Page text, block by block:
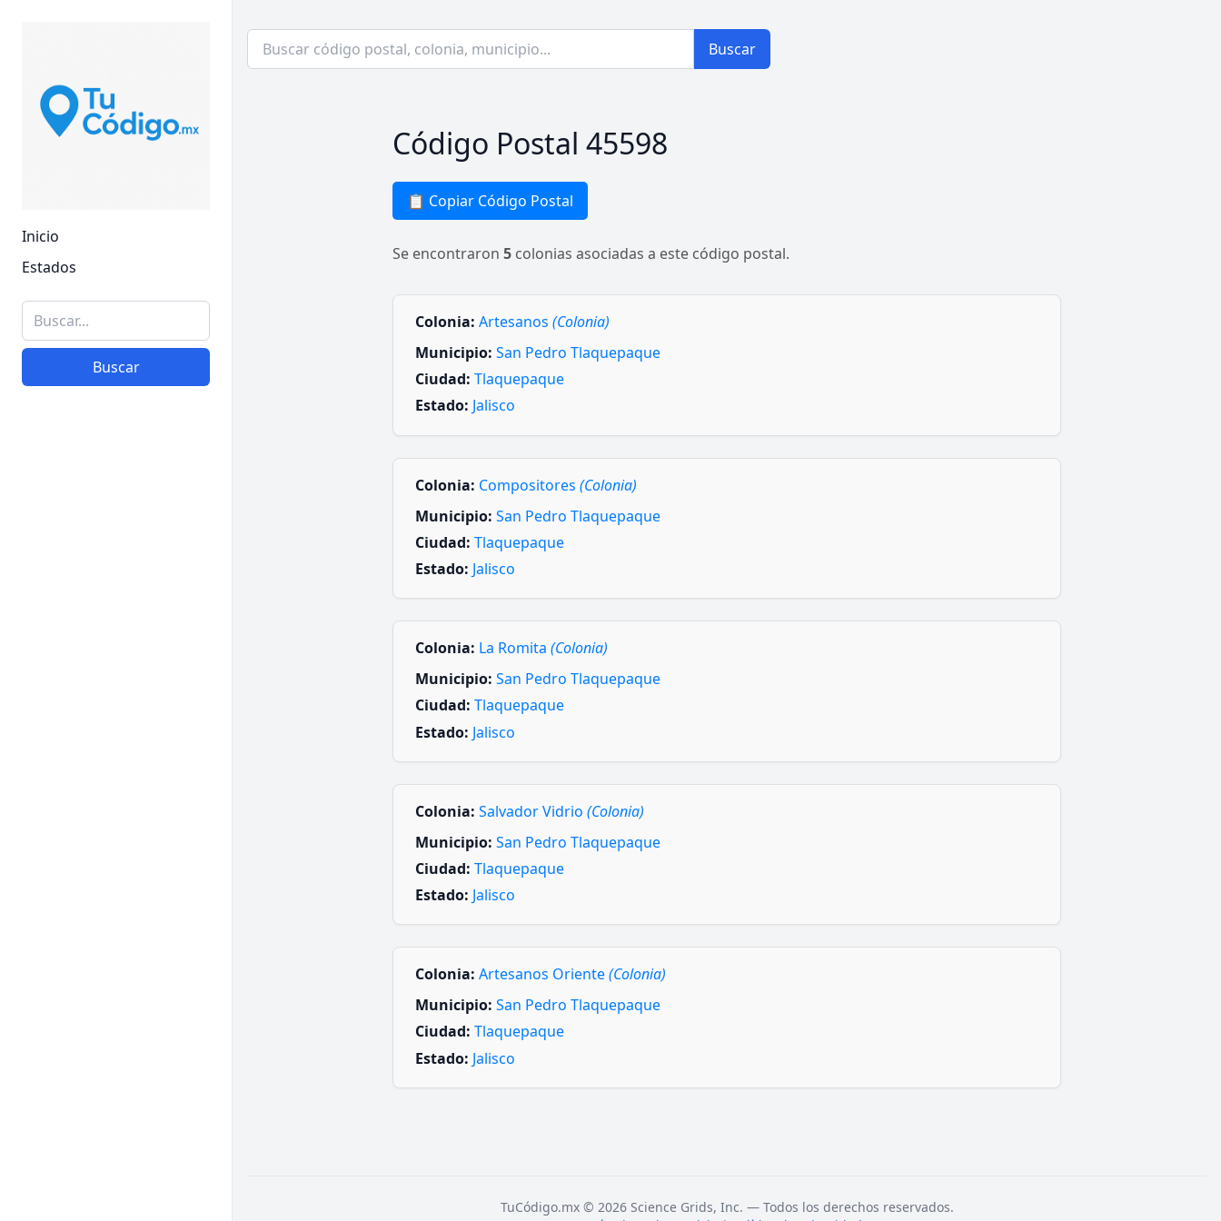
Inicio
Estados
Buscar
Buscar
Código Postal 45598
📋 Copiar Código Postal
Se encontraron 5 colonias asociadas a este código postal.
Colonia: Artesanos (Colonia)
Municipio: San Pedro Tlaquepaque
Ciudad: Tlaquepaque
Estado: Jalisco
Colonia: Compositores (Colonia)
Municipio: San Pedro Tlaquepaque
Ciudad: Tlaquepaque
Estado: Jalisco
Colonia: La Romita (Colonia)
Municipio: San Pedro Tlaquepaque
Ciudad: Tlaquepaque
Estado: Jalisco
Colonia: Salvador Vidrio (Colonia)
Municipio: San Pedro Tlaquepaque
Ciudad: Tlaquepaque
Estado: Jalisco
Colonia: Artesanos Oriente(Colonia)
Municipio: San Pedro Tlaquepaque
Ciudad: Tlaquepaque
Estado: Jalisco
TuCódigo.mx © 2026 Science Grids, Inc. — Todos los derechos reservados.